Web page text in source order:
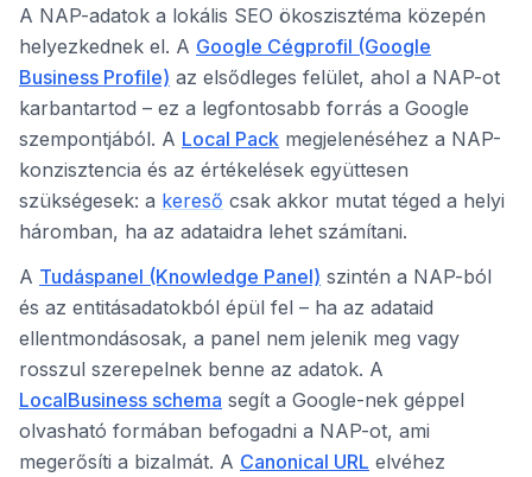
A NAP-adatok a lokális SEO ökoszisztéma közepén
helyezkednek el. A Google Cégprofil (Google
Business Profile) az elsődleges felület, ahol a NAP-ot
karbantartod – ez a legfontosabb forrás a Google
szempontjából. A Local Pack megjelenéséhez a NAP-
konzisztencia és az értékelések együttesen
szükségesek: a kereső csak akkor mutat téged a helyi
háromban, ha az adataidra lehet számítani.
A Tudáspanel (Knowledge Panel) szintén a NAP-ból
és az entitásadatokból épül fel – ha az adataid
ellentmondásosak, a panel nem jelenik meg vagy
rosszul szerepelnek benne az adatok. A
LocalBusiness schema segít a Google-nek géppel
olvasható formában befogadni a NAP-ot, ami
megerősíti a bizalmát. A Canonical URL elvéhez